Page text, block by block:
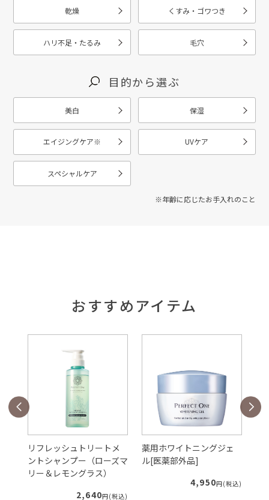
乾燥 くすみ・ゴワつき
ハリ不足・たるみ 毛穴
目的から選ぶ
美白 保湿
エイジングケア※ UVケア
スペシャルケア
※年齢に応じたお手入れのこと
おすすめアイテム
リフレッシュトリートメ
ントシャンプー（ローズマ
リー＆レモングラス）
2,640円(税込)
薬用ホワイトニングジェ
ル[医薬部外品]
4,950円(税込)